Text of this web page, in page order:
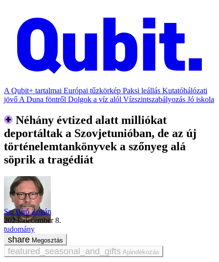
A Qubit+ tartalmai Európai tűzkörkép Paksi leállás Kutatóhálózati
jövő A Duna föntről Dolgok a víz alól Vízszintszabályozás Jó iskola
Néhány évtized alatt milliókat
deportáltak a Szovjetunióban, de az új
történelemtankönyvek a szőnyeg alá
söprik a tragédiát
Sz. Bíró Zoltán
2023. december 8.
tudomány
Megosztás
Ajándékozás